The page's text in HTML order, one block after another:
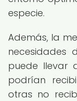
especie.
Además, la
necesidades
puede llevar
podrían
otras no